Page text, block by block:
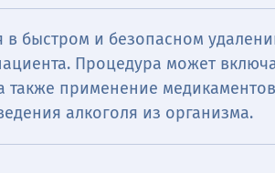
в быстром и безопасном
Процедура может
также применение
алкоголя из организма.